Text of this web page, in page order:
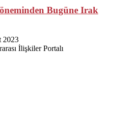
Bugüne Irak
2023
İlişkiler Portalı